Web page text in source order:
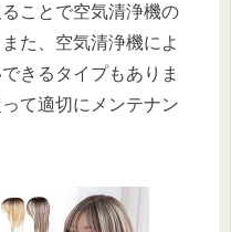
ことで空気清浄機の
た、空気清浄機によ
きるタイプもありま
て適切にメンテナン